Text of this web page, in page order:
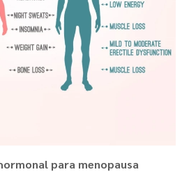
para menopausa